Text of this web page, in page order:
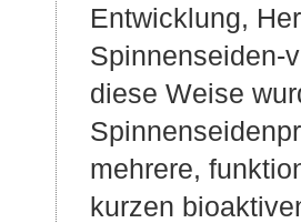
Entwicklung,
Spinnenseiden-
diese Weise
mehrere,
kurzen